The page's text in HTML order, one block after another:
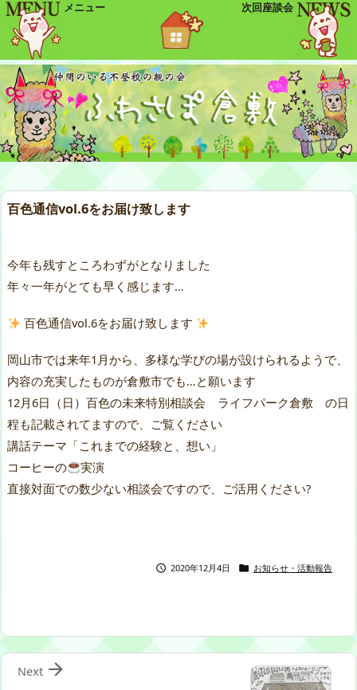
百色通信vol.6をお届け致します
今年も残すところわずがとなりました
年々一年がとても早く感じます…
百色通信vol.6をお届け致します
岡山市では来年1月から、多様な学びの場が設けられるようで、
内容の充実したものが倉敷市でも…と願います
12月6日（日）百色の未来特別相談会 ライフパーク倉敷 の日
程も記載されてますので、ご覧ください
講話テーマ「これまでの経験と、想い」
コーヒーの
実演
直接対面での数少ない相談会ですので、ご活用ください?
 2020年12月4日  お知らせ・活動報告

Next
メニュー 次回座談会